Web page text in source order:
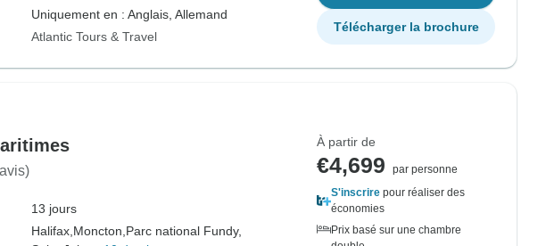
Uniquement en : Anglais, Allemand
Atlantic Tours & Travel
Télécharger la brochure
13 jours
Halifax, Moncton, Parc national Fundy,
À partir de
€4,699
par personne
S'inscrire pour réaliser des
économies
Prix basé sur une chambre